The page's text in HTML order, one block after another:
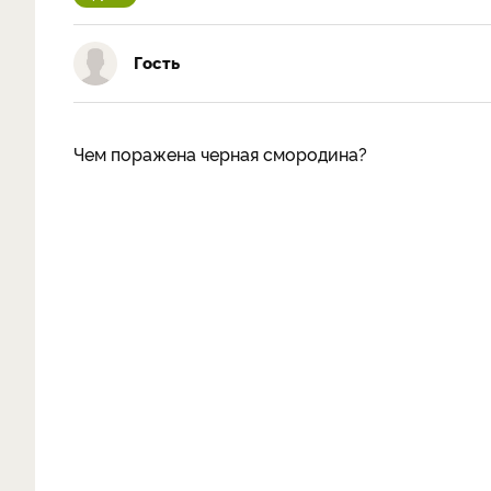
Гость
Чем поражена черная смородина?